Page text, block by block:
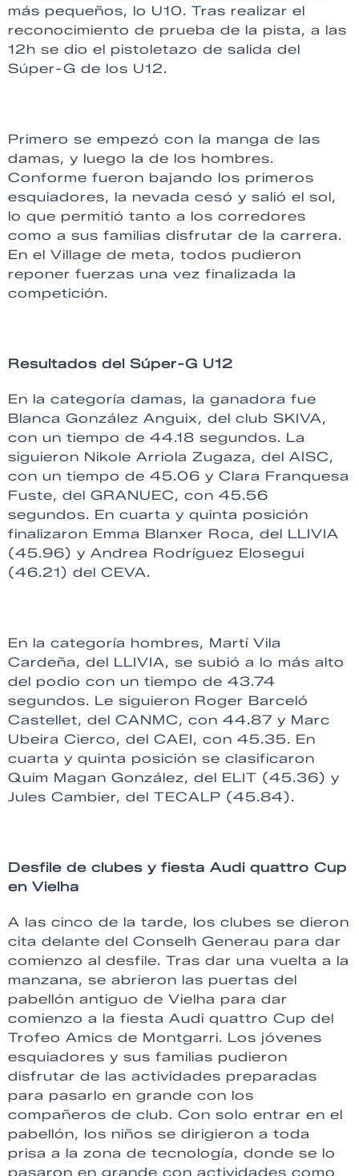
más pequeños, lo U10. Tras realizar el
reconocimiento de prueba de la pista, a las
12h se dio el pistoletazo de salida del
Súper-G de los U12.
Primero se empezó con la manga de las
damas, y luego la de los hombres.
Conforme fueron bajando los primeros
esquiadores, la nevada cesó y salió el sol,
lo que permitió tanto a los corredores
como a sus familias disfrutar de la carrera.
En el Village de meta, todos pudieron
reponer fuerzas una vez finalizada la
competición.
Resultados del Súper-G U12
En la categoría damas, la ganadora fue
Blanca González Anguix, del club SKIVA,
con un tiempo de 44.18 segundos. La
siguieron Nikole Arriola Zugaza, del AISC,
con un tiempo de 45.06 y Clara Franquesa
Fuste, del GRANUEC, con 45.56
segundos. En cuarta y quinta posición
finalizaron Emma Blanxer Roca, del LLIVIA
(45.96) y Andrea Rodríguez Elosegui
(46.21) del CEVA.
En la categoría hombres, Martí Vila
Cardeña, del LLIVIA, se subió a lo más alto
del podio con un tiempo de 43.74
segundos. Le siguieron Roger Barceló
Castellet, del CANMC, con 44.87 y Marc
Ubeira Cierco, del CAEI, con 45.35. En
cuarta y quinta posición se clasificaron
Quim Magan González, del ELIT (45.36) y
Jules Cambier, del TECALP (45.84).
Desfile de clubes y fiesta Audi quattro Cup
en Vielha
A las cinco de la tarde, los clubes se dieron
cita delante del Conselh Generau para dar
comienzo al desfile. Tras dar una vuelta a la
manzana, se abrieron las puertas del
pabellón antiguo de Vielha para dar
comienzo a la fiesta Audi quattro Cup del
Trofeo Amics de Montgarri. Los jóvenes
esquiadores y sus familias pudieron
disfrutar de las actividades preparadas
para pasarlo en grande con los
compañeros de club. Con solo entrar en el
pabellón, los niños se dirigieron a toda
prisa a la zona de tecnología, donde se lo
pasaron en grande con actividades como